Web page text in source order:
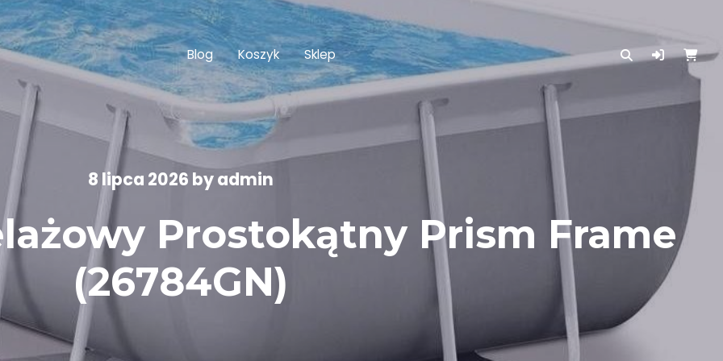
Blog Koszyk Sklep
8 lipca 2026 byadmin
Prostokątny Prism Frame
(26784GN)